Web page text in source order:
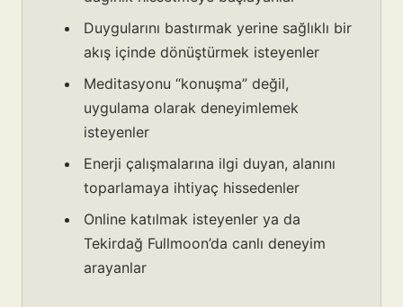
Duygularını bastırmak yerine sağlıklı bir
akış içinde dönüştürmek isteyenler
Meditasyonu “konuşma” değil,
uygulama olarak deneyimlemek
isteyenler
Enerji çalışmalarına ilgi duyan, alanını
toparlamaya ihtiyaç hissedenler
Online katılmak isteyenler ya da
Tekirdağ Fullmoon’da canlı deneyim
arayanlar